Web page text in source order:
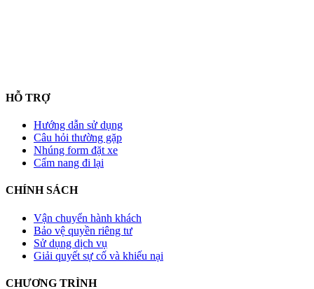
HỖ TRỢ
Hướng dẫn sử dụng
Câu hỏi thường gặp
Nhúng form đặt xe
Cẩm nang đi lại
CHÍNH SÁCH
Vận chuyển hành khách
Bảo vệ quyền riêng tư
Sử dụng dịch vụ
Giải quyết sự cố và khiếu nại
CHƯƠNG TRÌNH